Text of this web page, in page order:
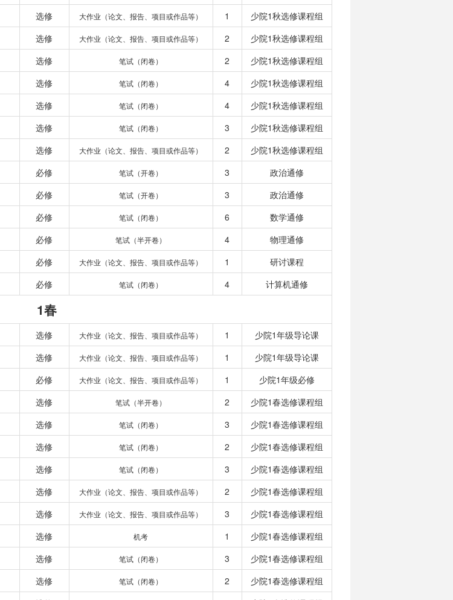
选修 大作业（论文、报告、项目或作品等） 1
少院1秋选修课程组
选修 大作业（论文、报告、项目或作品等） 2
少院1秋选修课程组
选修 笔试（闭卷） 2
少院1秋选修课程组
选修 笔试（闭卷） 4
少院1秋选修课程组
选修 笔试（闭卷） 4
少院1秋选修课程组
选修 笔试（闭卷） 3
少院1秋选修课程组
选修 大作业（论文、报告、项目或作品等） 2
少院1秋选修课程组
必修 笔试（开卷） 3
政治通修
必修 笔试（开卷） 3
政治通修
必修 笔试（闭卷） 6
数学通修
必修 笔试（半开卷） 4
物理通修
必修 大作业（论文、报告、项目或作品等） 1
研讨课程
必修 笔试（闭卷） 4 计算机通修
1春
选修 大作业（论文、报告、项目或作品等） 1
少院1年级导论课
选修 大作业（论文、报告、项目或作品等） 1
少院1年级导论课
必修 大作业（论文、报告、项目或作品等） 1
少院1年级必修
选修 笔试（半开卷） 2
少院1春选修课程组
选修 笔试（闭卷） 3
少院1春选修课程组
选修 笔试（闭卷） 2
少院1春选修课程组
选修 笔试（闭卷） 3
少院1春选修课程组
选修 大作业（论文、报告、项目或作品等） 2
少院1春选修课程组
选修 大作业（论文、报告、项目或作品等） 3
少院1春选修课程组
选修 机考 1
少院1春选修课程组
选修 笔试（闭卷） 3
少院1春选修课程组
选修 笔试（闭卷） 2
少院1春选修课程组